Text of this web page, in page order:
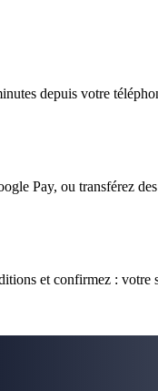
depuis votre
Pay, ou transférez
et confirmez : votre